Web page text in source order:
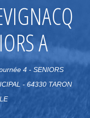
A
4 - SENIORS
- 64330 TARON